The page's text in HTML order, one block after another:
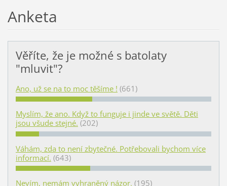
Anketa
Věříte, že je možné s batolaty
"mluvit"?
Ano, už se na to moc těšíme ! (661)
Myslím, že ano. Když to funguje i jinde ve světě. Děti
jsou všude stejné. (202)
Váhám, zda to není zbytečné. Potřebovali bychom více
informací. (643)
Nevím, nemám vyhraněný názor. (195)